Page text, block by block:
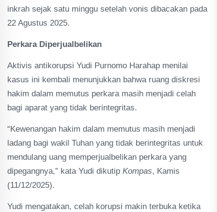
inkrah sejak satu minggu setelah vonis dibacakan pada
22 Agustus 2025.
Perkara Diperjualbelikan
Aktivis antikorupsi Yudi Purnomo Harahap menilai
kasus ini kembali menunjukkan bahwa ruang diskresi
hakim dalam memutus perkara masih menjadi celah
bagi aparat yang tidak berintegritas.
“Kewenangan hakim dalam memutus masih menjadi
ladang bagi wakil Tuhan yang tidak berintegritas untuk
mendulang uang memperjualbelikan perkara yang
dipegangnya,” kata Yudi dikutip Kompas, Kamis
(11/12/2025).
Yudi mengatakan, celah korupsi makin terbuka ketika